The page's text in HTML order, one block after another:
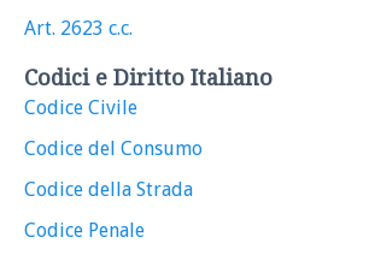
Art. 2623 c.c.
Codici e Diritto Italiano
Codice Civile
Codice del Consumo
Codice della Strada
Codice Penale